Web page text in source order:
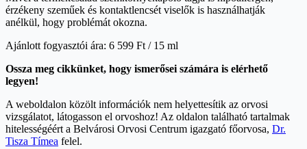
érzékeny szeműek és kontaktlencsét viselők is használhatják
anélkül, hogy problémát okozna.
Ajánlott fogyasztói ára: 6 599 Ft / 15 ml
Ossza meg cikkünket, hogy ismerősei számára is elérhető
legyen!
A weboldalon közölt információk nem helyettesítik az orvosi
vizsgálatot, látogasson el orvoshoz! Az oldalon található tartalmak
hitelességéért a Belvárosi Orvosi Centrum igazgató főorvosa, Dr.
Tisza Tímea felel.